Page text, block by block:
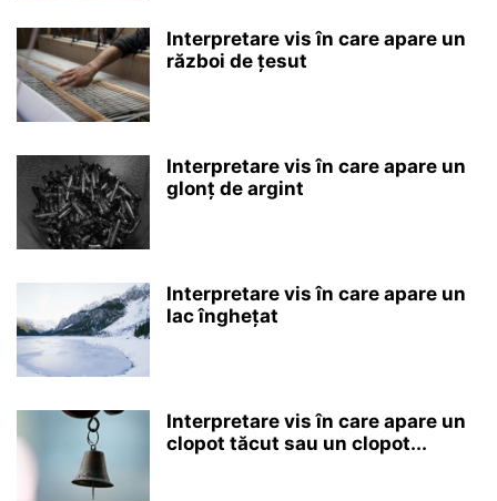
Interpretare vis în care apare un
război de țesut
Interpretare vis în care apare un
glonț de argint
Interpretare vis în care apare un
lac înghețat
Interpretare vis în care apare un
clopot tăcut sau un clopot...